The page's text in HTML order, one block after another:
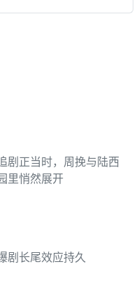
剧正当时，周挽与陆西
里悄然展开
剧长尾效应持久